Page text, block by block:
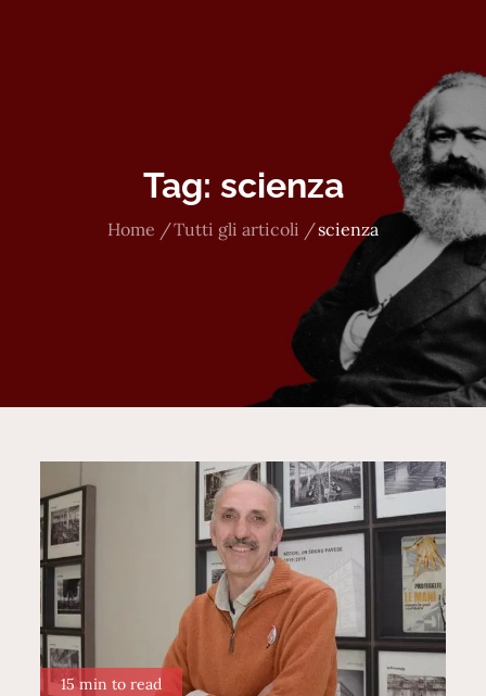
Tag: scienza
Home Tutti gli articoli scienza
15 min to read